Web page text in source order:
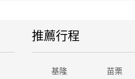
推薦行程
基隆 苗栗